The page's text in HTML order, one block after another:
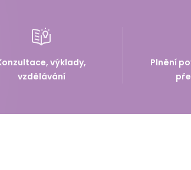
výklady,
vzdělávání
Plnění